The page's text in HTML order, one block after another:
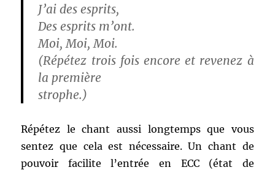
J’ai des esprits,
Des esprits m’ont.
Moi, Moi, Moi.
(Répétez trois fois encore et revenez à
la première
strophe.)
Répétez le chant aussi longtemps que vous
sentez que cela est nécessaire. Un chant de
pouvoir facilite l’entrée en ECC (état de